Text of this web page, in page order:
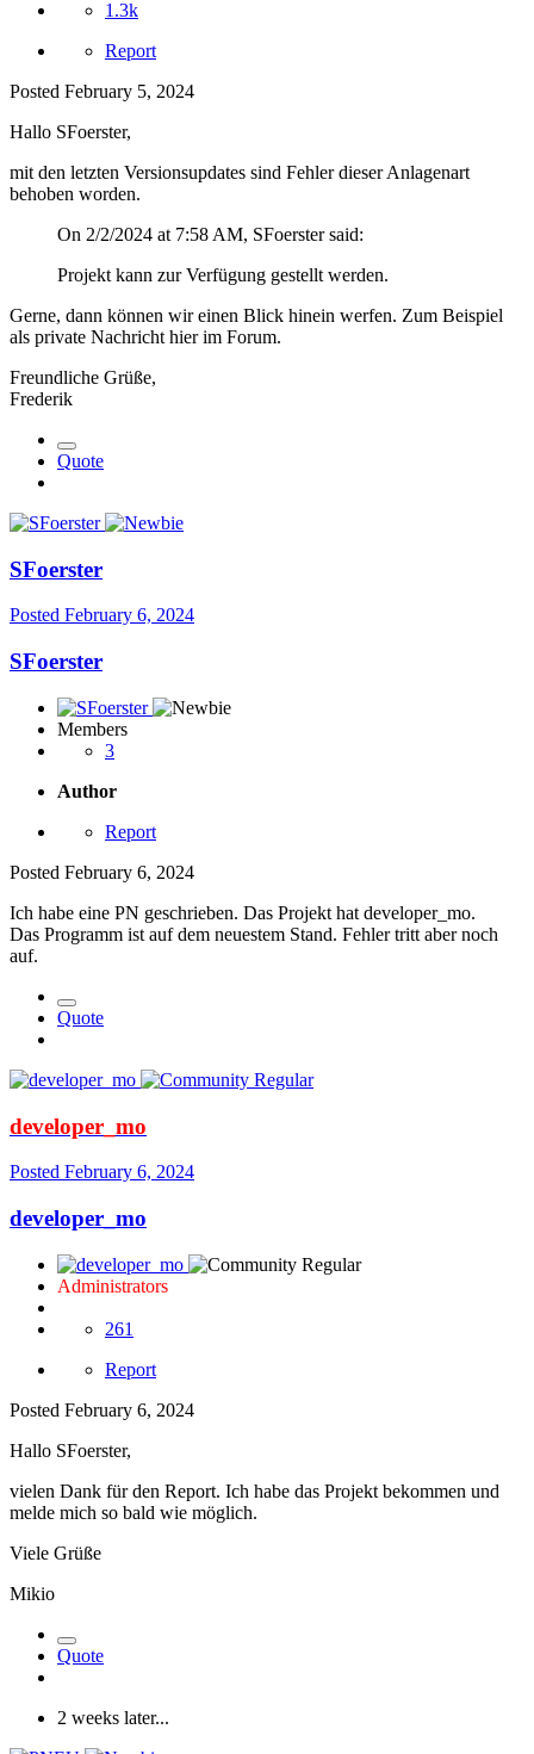
1.3k
Report
Posted February 5, 2024
Hallo SFoerster,
mit den letzten Versionsupdates sind Fehler dieser Anlagenart
behoben worden.
On 2/2/2024 at 7:58 AM, SFoerster said:
Projekt kann zur Verfügung gestellt werden.
Gerne, dann können wir einen Blick hinein werfen. Zum Beispiel
als private Nachricht hier im Forum.
Freundliche Grüße,
Frederik
Quote
SFoerster
Posted February 6, 2024
SFoerster
Members
3
Author
Report
Posted February 6, 2024
Ich habe eine PN geschrieben. Das Projekt hat developer_mo.
Das Programm ist auf dem neuestem Stand. Fehler tritt aber noch
auf.
Quote
developer_mo
Posted February 6, 2024
developer_mo
Administrators
261
Report
Posted February 6, 2024
Hallo SFoerster,
vielen Dank für den Report. Ich habe das Projekt bekommen und
melde mich so bald wie möglich.
Viele Grüße
Mikio
Quote
2 weeks later...